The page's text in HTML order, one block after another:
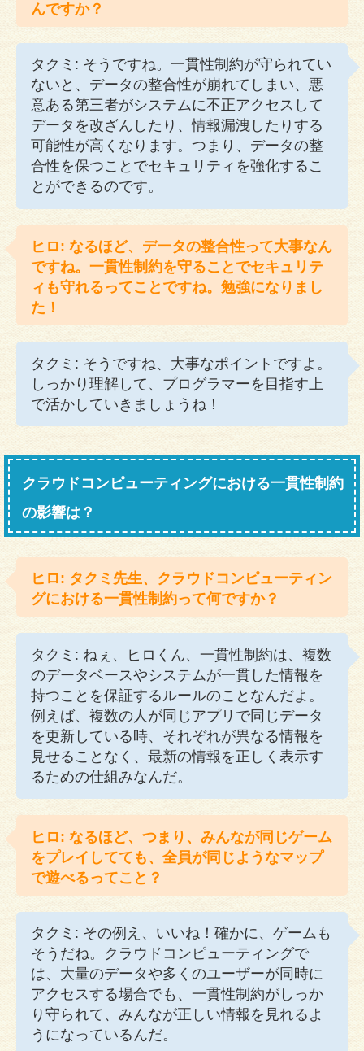
んですか？
タクミ: そうですね。一貫性制約が守られてい
ないと、データの整合性が崩れてしまい、悪
意ある第三者がシステムに不正アクセスして
データを改ざんしたり、情報漏洩したりする
可能性が高くなります。つまり、データの整
合性を保つことでセキュリティを強化するこ
とができるのです。
ヒロ: なるほど、データの整合性って大事なん
ですね。一貫性制約を守ることでセキュリテ
ィも守れるってことですね。勉強になりまし
た！
タクミ: そうですね、大事なポイントですよ。
しっかり理解して、プログラマーを目指す上
で活かしていきましょうね！
クラウドコンピューティングにおける一貫性制約
の影響は？
ヒロ: タクミ先生、クラウドコンピューティン
グにおける一貫性制約って何ですか？
タクミ: ねぇ、ヒロくん、一貫性制約は、複数
のデータベースやシステムが一貫した情報を
持つことを保証するルールのことなんだよ。
例えば、複数の人が同じアプリで同じデータ
を更新している時、それぞれが異なる情報を
見せることなく、最新の情報を正しく表示す
るための仕組みなんだ。
ヒロ: なるほど、つまり、みんなが同じゲーム
をプレイしてても、全員が同じようなマップ
で遊べるってこと？
タクミ: その例え、いいね！確かに、ゲームも
そうだね。クラウドコンピューティングで
は、大量のデータや多くのユーザーが同時に
アクセスする場合でも、一貫性制約がしっか
り守られて、みんなが正しい情報を見れるよ
うになっているんだ。